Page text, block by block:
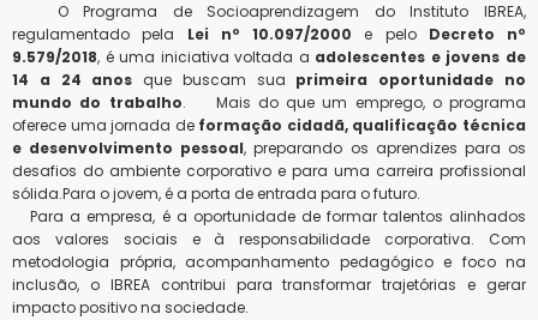
O Programa de Socioaprendizagem do Instituto IBREA,
regulamentado pela Lei nº 10.097/2000 e pelo Decreto nº
9.579/2018, é uma iniciativa voltada a adolescentes e jovens de
14 a 24 anos que buscam sua primeira oportunidade no
mundo do trabalho. Mais do que um emprego, o programa
oferece uma jornada de formação cidadã, qualificação técnica
e desenvolvimento pessoal, preparando os aprendizes para os
desafios do ambiente corporativo e para uma carreira profissional
sólida.Para o jovem, é a porta de entrada para o futuro.
Para a empresa, é a oportunidade de formar talentos alinhados
aos valores sociais e à responsabilidade corporativa. Com
metodologia própria, acompanhamento pedagógico e foco na
inclusão, o IBREA contribui para transformar trajetórias e gerar
impacto positivo na sociedade.